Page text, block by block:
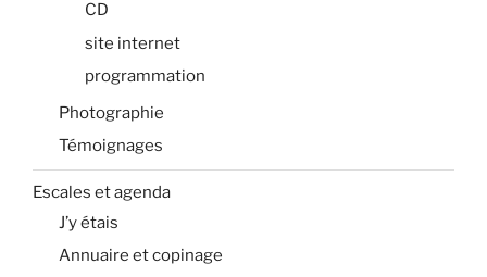
CD
site internet
programmation
Photographie
Témoignages
Escales et agenda
J’y étais
Annuaire et copinage